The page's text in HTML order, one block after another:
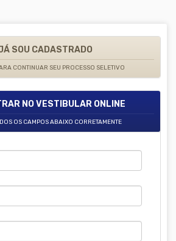
SOU CADASTRADO
CONTINUAR SEU PROCESSO SELETIVO
NO VESTIBULAR ONLINE
OS CAMPOS ABAIXO CORRETAMENTE